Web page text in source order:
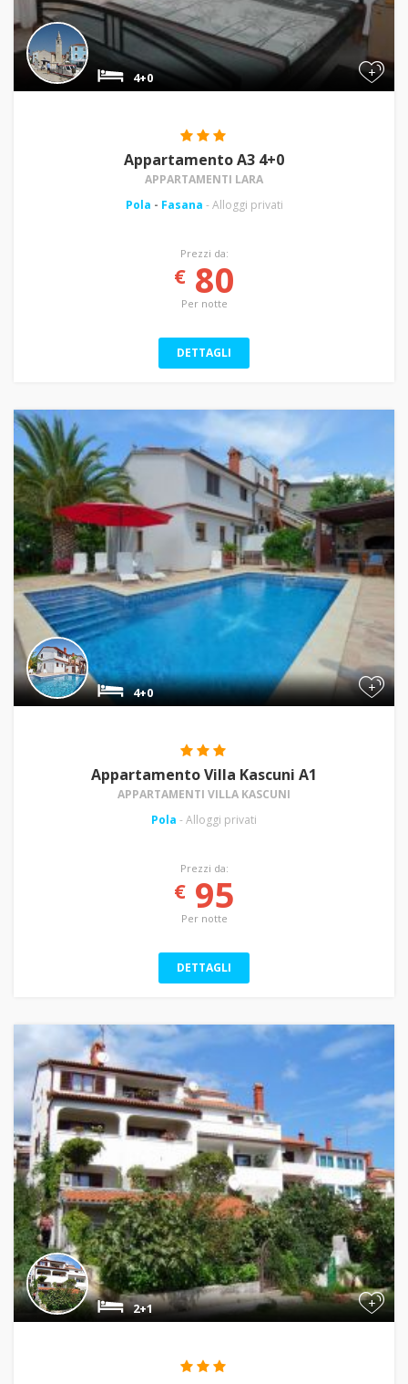
+
4+0
Appartamento A3 4+0
APPARTAMENTI LARA
Pola - Fasana - Alloggi privati
Prezzi da:
€80
Per notte
DETTAGLI
+
4+0
Appartamento Villa Kascuni A1
APPARTAMENTI VILLA KASCUNI
Pola - Alloggi privati
Prezzi da:
€95
Per notte
DETTAGLI
+
2+1